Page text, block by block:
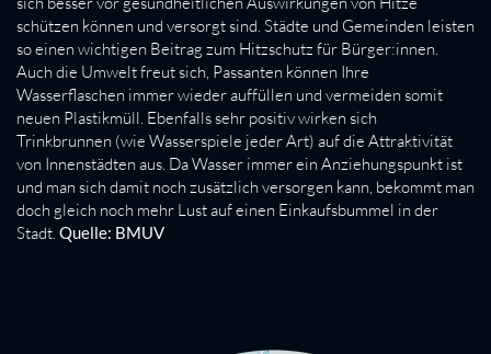
schützen können und versorgt sind. Städte und Gemeinden leisten
so einen wichtigen Beitrag zum Hitzschutz für Bürger:innen.
Auch die Umwelt freut sich, Passanten können Ihre
Wasserflaschen immer wieder auffüllen und vermeiden somit
neuen Plastikmüll. Ebenfalls sehr positiv wirken sich
Trinkbrunnen (wie Wasserspiele jeder Art) auf die Attraktivität
von Innenstädten aus. Da Wasser immer ein Anziehungspunkt ist
und man sich damit noch zusätzlich versorgen kann, bekommt man
doch gleich noch mehr Lust auf einen Einkaufsbummel in der
Stadt. Quelle: BMUV